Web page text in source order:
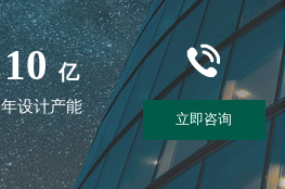
10 亿
年设计产能
立即咨询